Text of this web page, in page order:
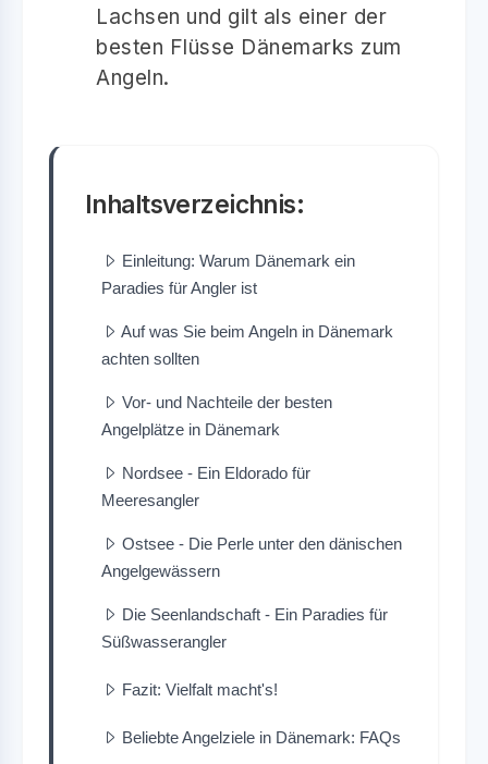
Lachsen und gilt als einer der
besten Flüsse Dänemarks zum
Angeln.
Inhaltsverzeichnis:
Einleitung: Warum Dänemark ein
Paradies für Angler ist
Auf was Sie beim Angeln in Dänemark
achten sollten
Vor- und Nachteile der besten
Angelplätze in Dänemark
Nordsee - Ein Eldorado für
Meeresangler
Ostsee - Die Perle unter den dänischen
Angelgewässern
Die Seenlandschaft - Ein Paradies für
Süßwasserangler
Fazit: Vielfalt macht's!
Beliebte Angelziele in Dänemark: FAQs